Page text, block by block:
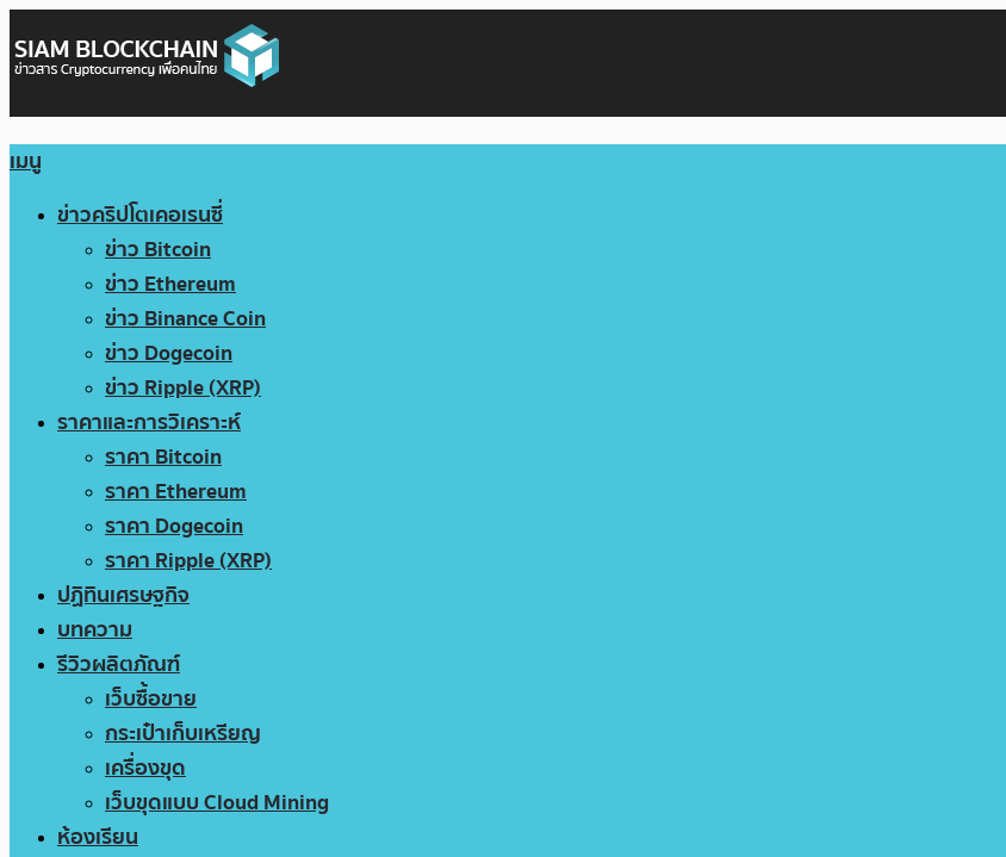
เมนู
ข่าวคริปโตเคอเรนซี่
ข่าว Bitcoin
ข่าว Ethereum
ข่าว Binance Coin
ข่าว Dogecoin
ข่าว Ripple (XRP)
ราคาและการวิเคราะห์
ราคา Bitcoin
ราคา Ethereum
ราคา Dogecoin
ราคา Ripple (XRP)
ปฏิทินเศรษฐกิจ
บทความ
รีวิวผลิตภัณฑ์
เว็บซื้อขาย
กระเป๋าเก็บเหรียญ
เครื่องขุด
เว็บขุดแบบ Cloud Mining
ห้องเรียน